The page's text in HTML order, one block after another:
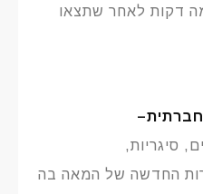
דקות לאחר שתצאו
–
סיגריות,
החדשה של המאה בה